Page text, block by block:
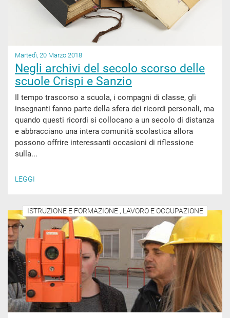
Martedì, 20 Marzo 2018
Negli archivi del secolo scorso delle
scuole Crispi e Sanzio
Il tempo trascorso a scuola, i compagni di classe, gli
insegnanti fanno parte della sfera dei ricordi personali, ma
quando questi ricordi si collocano a un secolo di distanza
e abbracciano una intera comunità scolastica allora
possono offrire interessanti occasioni di riflessione
sulla...
LEGGI
ISTRUZIONE E FORMAZIONE , LAVORO E OCCUPAZIONE